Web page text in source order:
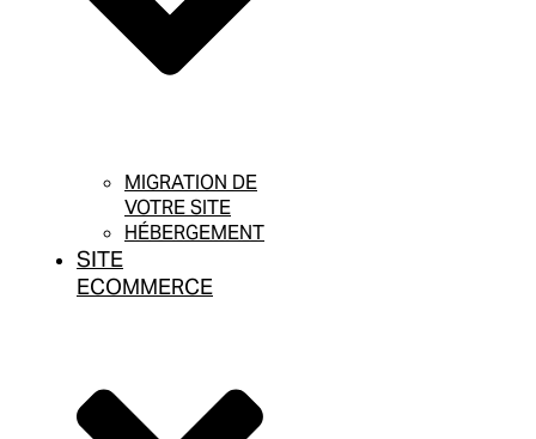
MIGRATION DE
VOTRE SITE
HÉBERGEMENT
SITE
ECOMMERCE